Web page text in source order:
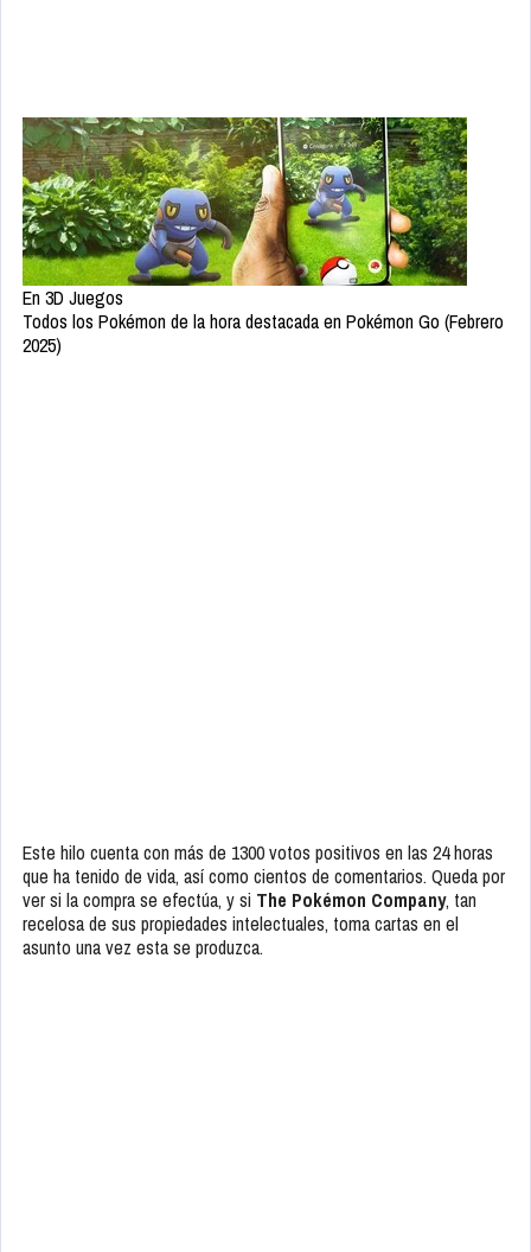
En 3D Juegos
Todos los Pokémon de la hora destacada en Pokémon Go (Febrero
2025)
Este hilo cuenta con más de 1300 votos positivos en las 24 horas
que ha tenido de vida, así como cientos de comentarios. Queda por
ver si la compra se efectúa, y si The Pokémon Company, tan
recelosa de sus propiedades intelectuales, toma cartas en el
asunto una vez esta se produzca.